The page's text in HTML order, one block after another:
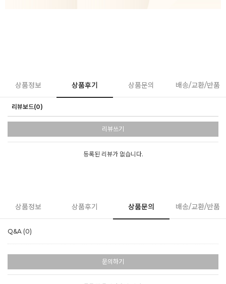
상품정보 상품후기 상품문의 배송/교환/반품
리뷰보드(0)
리뷰쓰기
등록된 리뷰가 없습니다.
상품정보 상품후기 상품문의 배송/교환/반품
Q&A (0)
문의하기